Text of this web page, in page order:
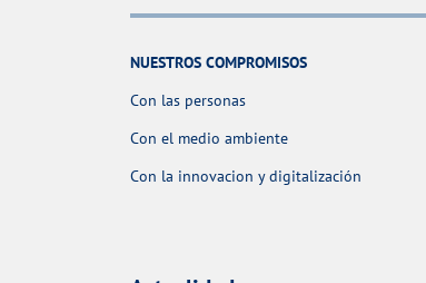
NUESTROS COMPROMISOS
Con las personas
Con el medio ambiente
Con la innovacion y digitalización